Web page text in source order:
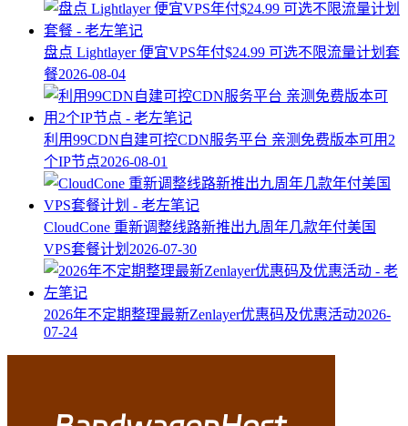
盘点 Lightlayer 便宜VPS年付$24.99 可选不限流量计划套
餐2026-08-04
利用99CDN自建可控CDN服务平台 亲测免费版本可用2
个IP节点2026-08-01
CloudCone 重新调整线路新推出九周年几款年付美国
VPS套餐计划 2026-07-30
2026年不定期整理最新Zenlayer优惠码及优惠活动2026-
07-24